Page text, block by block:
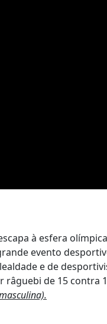
à esfera
evento
e de
râguebi de 15 contra